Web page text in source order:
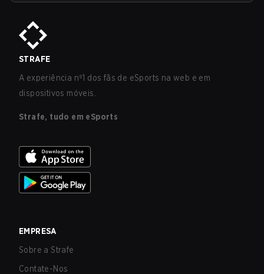
STRAFE
A experiência nº1 dos fãs de eSports na web e em
dispositivos móveis.
Strafe, tudo em eSports
EMPRESA
Sobre a Strafe
Contate-Nos